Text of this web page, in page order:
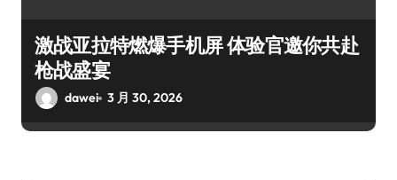
激战亚拉特燃爆手机屏 体验官邀你共赴
枪战盛宴
dawei 3 月 30, 2026